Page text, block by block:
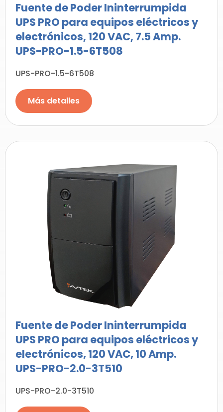
Fuente de Poder Ininterrumpida
UPS PRO para equipos eléctricos y
electrónicos, 120 VAC, 7.5 Amp.
UPS-PRO-1.5-6T508
UPS-PRO-1.5-6T508
Más detalles
Fuente de Poder Ininterrumpida
UPS PRO para equipos eléctricos y
electrónicos, 120 VAC, 10 Amp.
UPS-PRO-2.0-3T510
UPS-PRO-2.0-3T510